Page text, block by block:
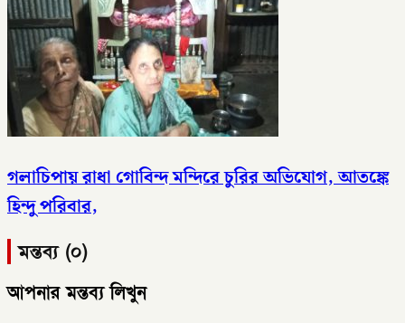
গলাচিপায় রাধা গোবিন্দ মন্দিরে চুরির অভিযোগ, আতঙ্কে
হিন্দু পরিবার,
মন্তব্য (০)
আপনার মন্তব্য লিখুন